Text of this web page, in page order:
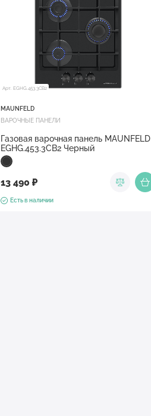
Арт. EGHG.453.3CB2
MAUNFELD
ВАРОЧНЫЕ ПАНЕЛИ
Газовая варочная панель MAUNFELD
EGHG.453.3CB2 Черный
13 490 ₽
Есть в наличии